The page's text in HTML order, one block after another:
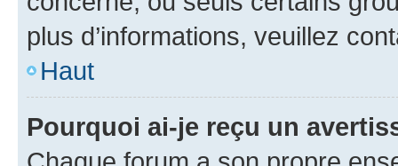
plus d’informations, veuillez
Haut
Pourquoi ai-je reçu un